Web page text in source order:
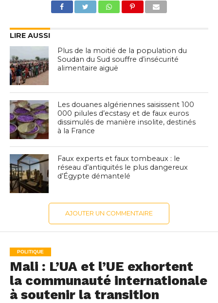
LIRE AUSSI
Plus de la moitié de la population du
Soudan du Sud souffre d’insécurité
alimentaire aiguë
Les douanes algériennes saisissent 100
000 pilules d’ecstasy et de faux euros
dissimulés de manière insolite, destinés
à la France
Faux experts et faux tombeaux : le
réseau d’antiquités le plus dangereux
d’Égypte démantelé
AJOUTER UN COMMENTAIRE
POLITIQUE
Mali : L’UA et l’UE exhortent
la communauté internationale
à soutenir la transition